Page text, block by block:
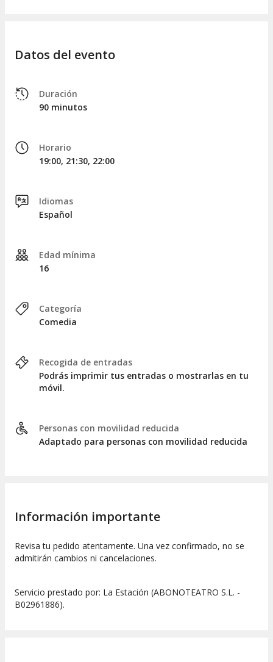
Datos del evento
Duración
90 minutos
Horario
19:00, 21:30, 22:00
Idiomas
Español
Edad mínima
16
Categoría
Comedia
Recogida de entradas
Podrás imprimir tus entradas o mostrarlas en tu
móvil.
Personas con movilidad reducida
Adaptado para personas con movilidad reducida
Información importante
Revisa tu pedido atentamente. Una vez confirmado, no se
admitirán cambios ni cancelaciones.
Servicio prestado por: La Estación (ABONOTEATRO S.L. -
B02961886).